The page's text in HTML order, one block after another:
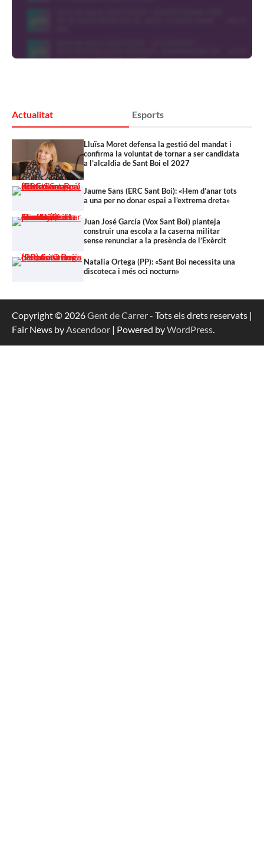
Actualitat Esports
Lluïsa Moret defensa la gestió del mandat i
confirma la voluntat de tornar a ser candidata
a l’alcaldia de Sant Boi el 2027
Jaume Sans (ERC Sant Boi): «Hem d’anar tots
a una per no donar espai a l’extrema dreta»
Juan José García (Vox Sant Boi) planteja
construir una escola a la caserna militar
sense renunciar a la presència de l’Exèrcit
Natalia Ortega (PP): «Sant Boi necessita una
discoteca i més oci nocturn»
Copyright © 2026Gent de Carrer- Tots els drets reservats |
Fair News byAscendoor | Powered byWordPress.